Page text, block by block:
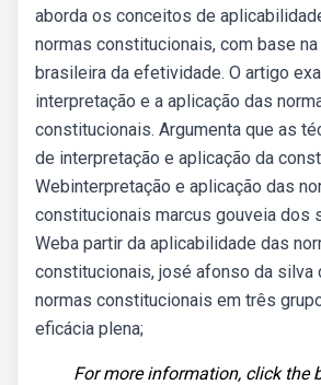
aborda os conceitos de
normas constitucionais, com base
brasileira da efetividade. O artigo
interpretação e a aplicação das
constitucionais. Argumenta que as
de interpretação e aplicação da
Webinterpretação e aplicação das
constitucionais marcus gouveia dos
Weba partir da aplicabilidade das
constitucionais, josé afonso da silva
normas constitucionais em três
eficácia plena;
For more information, click the